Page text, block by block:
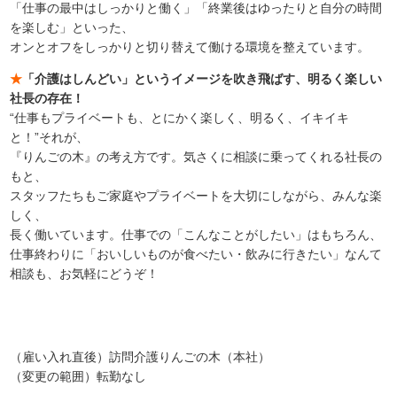
「仕事の最中はしっかりと働く」「終業後はゆったりと自分の時間
を楽しむ」といった、
オンとオフをしっかりと切り替えて働ける環境を整えています。
★ 「介護はしんどい」というイメージを吹き飛ばす、明るく楽しい
社長の存在！
“仕事もプライベートも、とにかく楽しく、明るく、イキイキ
と！”それが、
『りんごの木』の考え方です。気さくに相談に乗ってくれる社長の
もと、
スタッフたちもご家庭やプライベートを大切にしながら、みんな楽
しく、
長く働いています。仕事での「こんなことがしたい」はもちろん、
仕事終わりに「おいしいものが食べたい・飲みに行きたい」なんて
相談も、お気軽にどうぞ！
（雇い入れ直後）訪問介護りんごの木（本社）
（変更の範囲）転勤なし